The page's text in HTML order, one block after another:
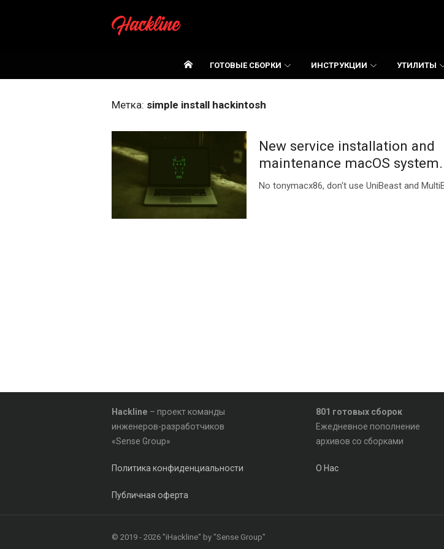
ГОТОВЫЕ СБОРКИ ИНСТРУКЦИИ УТИЛИТЫ
Метка: simple install hackintosh
New service installation and
maintenance macOS system.
No tonymacx86, don't use UniBeast and
Hackline – проект команды
инженеров-разработчиков
«Sense Group»
Политика конфиденциальности
Публичная оферта
801 готовых сборок
Ежедневное пополнение
архивов со сборками
О Нас
© 2019 - 2026 "iHackline" by "Sense Group"